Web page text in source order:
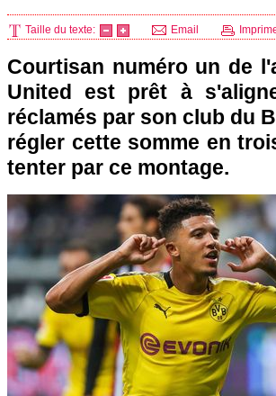
Taille du texte: Email
Courtisan numéro un de
United est prêt à
réclamés par son club du
régler cette somme en
tenter par ce montage.